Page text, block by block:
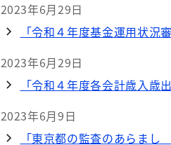
2023年6月29日
「令和４年度基金運用状況
2023年6月29日
「令和４年度各会計歳入歳
2023年6月9日
「東京都の監査のあらま